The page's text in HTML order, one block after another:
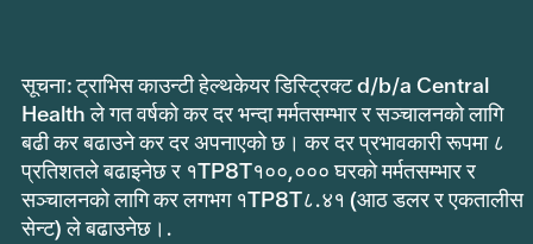
सूचना: ट्राभिस काउन्टी हेल्थकेयर डिस्ट्रिक्ट d/b/a Central
Health ले गत वर्षको कर दर भन्दा मर्मतसम्भार र सञ्चालनको लागि
बढी कर बढाउने कर दर अपनाएको छ। कर दर प्रभावकारी रूपमा ८
प्रतिशतले बढाइनेछ र १TP8T१००,००० घरको मर्मतसम्भार र
सञ्चालनको लागि कर लगभग १TP8T८.४१ (आठ डलर र एकतालीस
सेन्ट) ले बढाउनेछ।.